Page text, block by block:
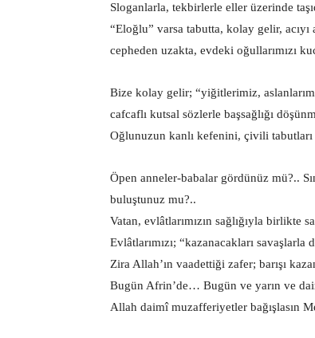
Sloganlarla, tekbirlerle eller üzerinde
“Eloğlu” varsa tabutta, kolay gelir, acıyı
cepheden uzakta, evdeki oğullarımızı
Bize kolay gelir; “yiğitlerimiz,
cafcaflı kutsal sözlerle başsağlığı
Oğlunuzun kanlı kefenini, çivili
Öpen anneler-babalar gördünüz mü?..
buluştunuz mu?..
Vatan, evlâtlarımızın sağlığıyla birlikte
Evlâtlarımızı; “kazanacakları
Zira Allah’ın vaadettiği zafer; barışı
Bugün Afrin’de… Bugün ve yarın ve
Allah daimî muzafferiyetler bağışlasın